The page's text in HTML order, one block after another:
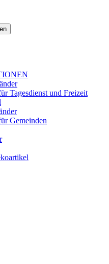
Tagesdienst und Freizeit
Gemeinden